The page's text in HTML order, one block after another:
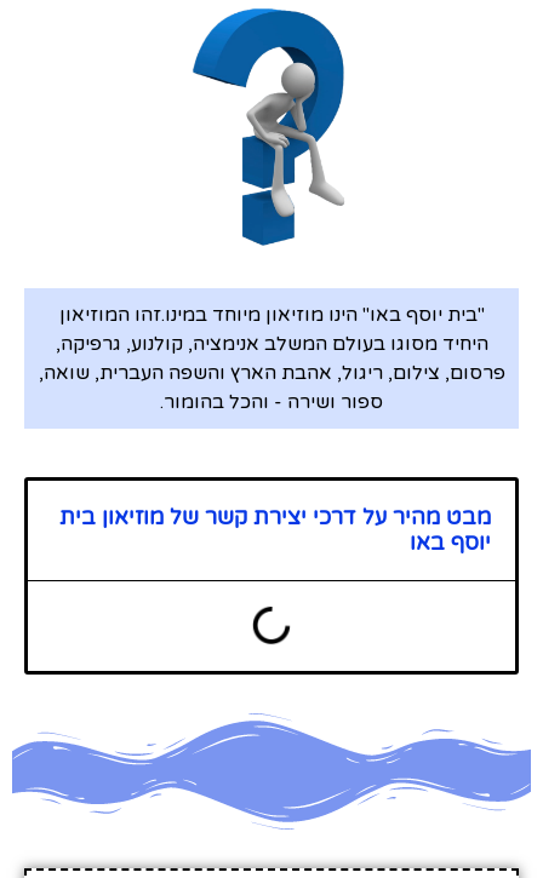
"בית יוסף באו" הינו מוזיאון מיוחד במינו.זהו המוזיאון
היחיד מסוגו בעולם המשלב אנימציה, קולנוע, גרפיקה,
פרסום, צילום, ריגול, אהבת הארץ והשפה העברית, שואה,
ספור ושירה - והכל בהומור.
מבט מהיר על דרכי יצירת קשר של מוזיאון בית
יוסף באו